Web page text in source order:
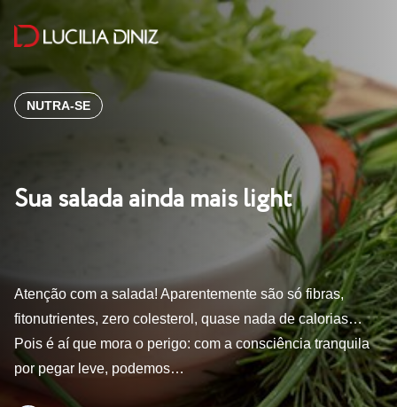
NUTRA-SE
Sua salada ainda mais light
Atenção com a salada! Aparentemente são só fibras,
fitonutrientes, zero colesterol, quase nada de calorias…
Pois é aí que mora o perigo: com a consciência tranquila
por pegar leve, podemos…